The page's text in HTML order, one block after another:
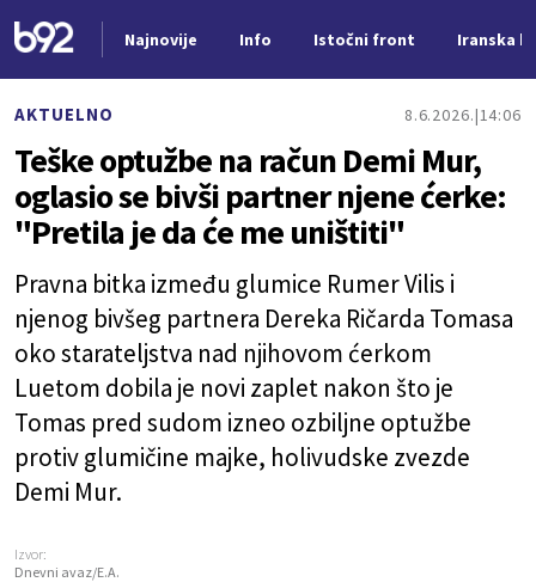
Najnovije Info Istočni front Iranska
AKTUELNO 8.6.2026. 14:06
Teške optužbe na račun Demi Mur,
oglasio se bivši partner njene ćerke:
"Pretila je da će me uništiti"
Pravna bitka između glumice Rumer Vilis i
njenog bivšeg partnera Dereka Ričarda Tomasa
oko starateljstva nad njihovom ćerkom
Luetom dobila je novi zaplet nakon što je
Tomas pred sudom izneo ozbiljne optužbe
protiv glumičine majke, holivudske zvezde
Demi Mur.
Izvor:
Dnevni avaz/E.A.